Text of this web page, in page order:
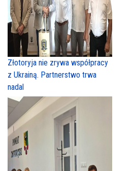
Złotoryja nie zrywa współpracy
z Ukrainą. Partnerstwo trwa
nadal